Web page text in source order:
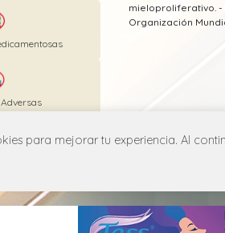
mieloproliferativo. -
Organización
MANUAL DE USUARIO POLÍTICA DE
para mejorar tu experiencia. Al